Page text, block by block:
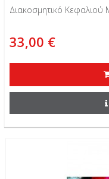
Διακοσμητικό
33,00 €